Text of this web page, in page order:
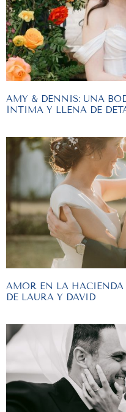
AMY & DENNIS: UNA
ÍNTIMA Y LLENA DE
AMOR EN LA HACIENDA
DE LAURA Y DAVID